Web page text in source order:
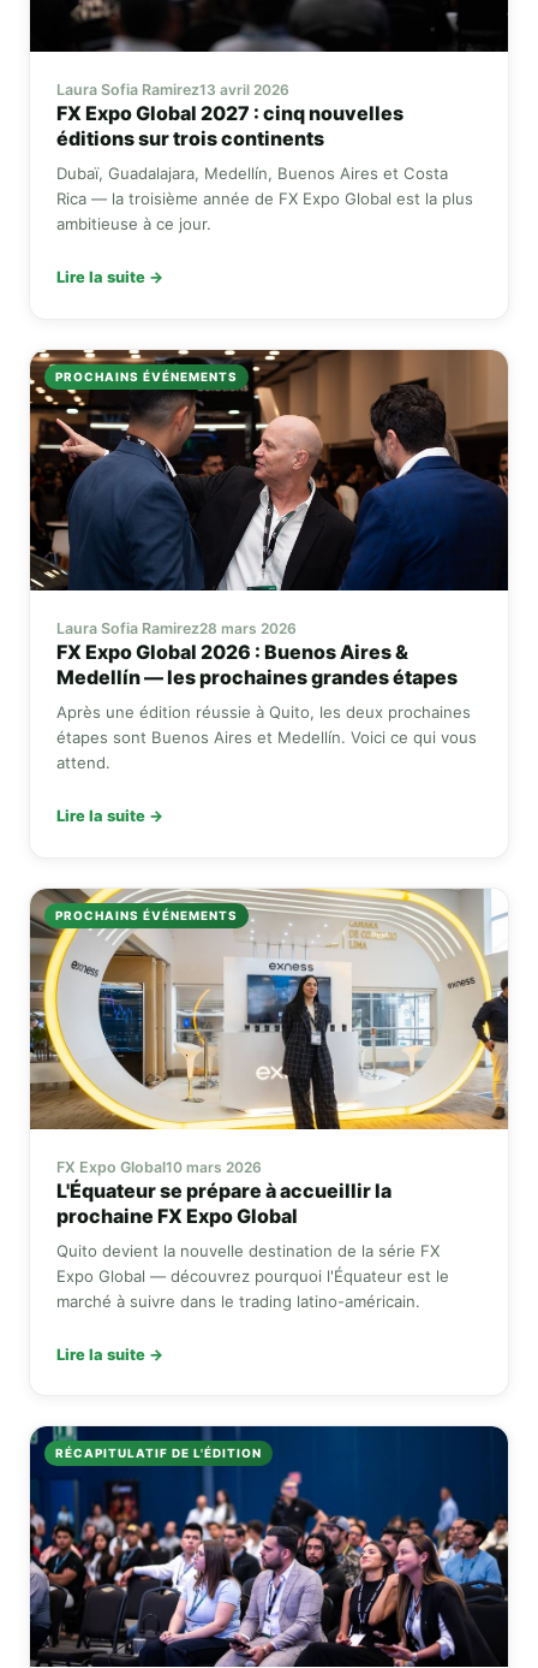
Laura Sofia Ramirez13 avril 2026
FX Expo Global 2027 : cinq nouvelles
éditions sur trois continents
Dubaï, Guadalajara, Medellín, Buenos Aires et Costa
Rica — la troisième année de FX Expo Global est la plus
ambitieuse à ce jour.
Lire la suite →
PROCHAINS ÉVÉNEMENTS
Laura Sofia Ramirez28 mars 2026
FX Expo Global 2026 : Buenos Aires &
Medellín — les prochaines grandes étapes
Après une édition réussie à Quito, les deux prochaines
étapes sont Buenos Aires et Medellín. Voici ce qui vous
attend.
Lire la suite →
PROCHAINS ÉVÉNEMENTS
FX Expo Global10 mars 2026
L'Équateur se prépare à accueillir la
prochaineFX Expo Global
Quito devient la nouvelle destination de la série FX
Expo Global — découvrez pourquoi l'Équateur est le
marché à suivre dans le trading latino-américain.
Lire la suite →
RÉCAPITULATIF DE L'ÉDITION